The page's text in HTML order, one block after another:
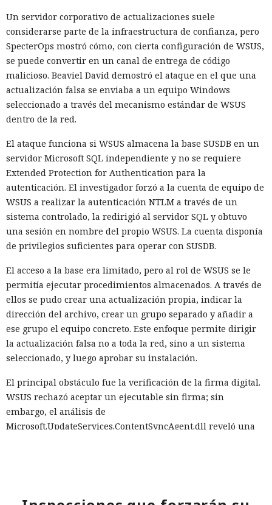
Un servidor corporativo de actualizaciones suele
considerarse parte de la infraestructura de confianza, pero
SpecterOps mostró cómo, con cierta configuración de WSUS,
se puede convertir en un canal de entrega de código
malicioso. Beaviel David demostró el ataque en el que una
actualización falsa se enviaba a un equipo Windows
seleccionado a través del mecanismo estándar de WSUS
dentro de la red.
El ataque funciona si WSUS almacena la base SUSDB en un
servidor Microsoft SQL independiente y no se requiere
Extended Protection for Authentication para la
autenticación. El investigador forzó a la cuenta de equipo de
WSUS a realizar la autenticación NTLM a través de un
sistema controlado, la redirigió al servidor SQL y obtuvo
una sesión en nombre del propio WSUS. La cuenta disponía
de privilegios suficientes para operar con SUSDB.
El acceso a la base era limitado, pero al rol de WSUS se le
permitía ejecutar procedimientos almacenados. A través de
ellos se pudo crear una actualización propia, indicar la
dirección del archivo, crear un grupo separado y añadir a
ese grupo el equipo concreto. Este enfoque permite dirigir
la actualización falsa no a toda la red, sino a un sistema
seleccionado, y luego aprobar su instalación.
El principal obstáculo fue la verificación de la firma digital.
WSUS rechazó aceptar un ejecutable sin firma; sin
embargo, el análisis de
Microsoft.UpdateServices.ContentSyncAgent.dll reveló una